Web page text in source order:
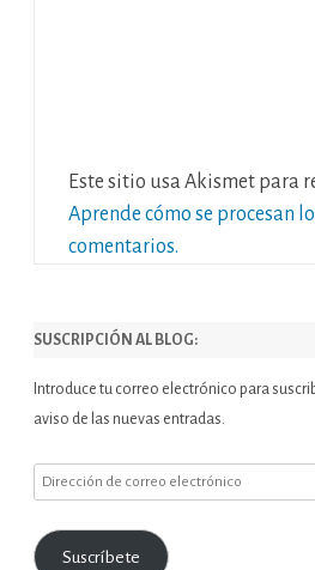
Este sitio usa Akismet para
Aprende cómo se procesan
comentarios.
SUSCRIPCIÓN AL BLOG:
Introduce tu correo electrónico para
aviso de las nuevas entradas.
Dirección
correo
Suscríbete